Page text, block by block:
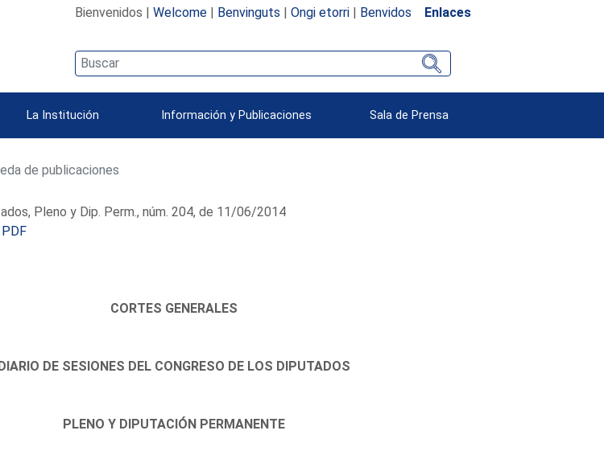
Bienvenidos | Welcome| Benvinguts | Ongi etorri| Benvidos Enlaces
La Institución Información y Publicaciones Sala de Prensa
de publicaciones
Pleno y Dip. Perm., núm. 204, de 11/06/2014
PDF
CORTES GENERALES
DE SESIONES DEL CONGRESO DE LOS DIPUTADOS
PLENO Y DIPUTACIÓN PERMANENTE